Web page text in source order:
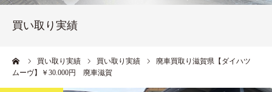
買い取り実績
買い取り実績 買い取り実績
廃車買取り滋賀県【ダイハツ
ムーヴ】￥30.000円 廃車滋賀
お問い合わせ